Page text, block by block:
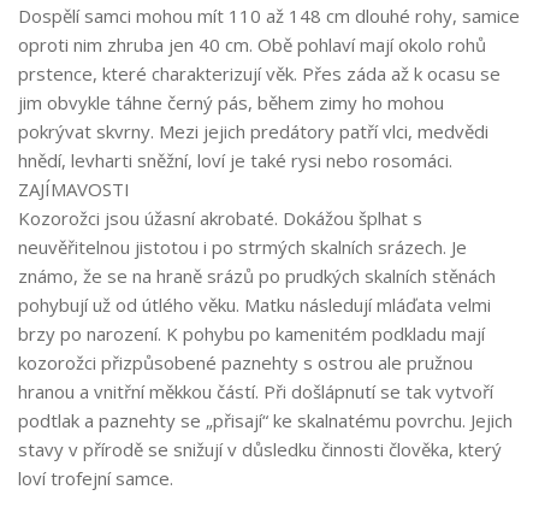
Dospělí samci mohou mít 110 až 148 cm dlouhé rohy, samice
oproti nim zhruba jen 40 cm. Obě pohlaví mají okolo rohů
prstence, které charakterizují věk. Přes záda až k ocasu se
jim obvykle táhne černý pás, během zimy ho mohou
pokrývat skvrny. Mezi jejich predátory patří vlci, medvědi
hnědí, levharti sněžní, loví je také rysi nebo rosomáci.
ZAJÍMAVOSTI
Kozorožci jsou úžasní akrobaté. Dokážou šplhat s
neuvěřitelnou jistotou i po strmých skalních srázech. Je
známo, že se na hraně srázů po prudkých skalních stěnách
pohybují už od útlého věku. Matku následují mláďata velmi
brzy po narození. K pohybu po kamenitém podkladu mají
kozorožci přizpůsobené paznehty s ostrou ale pružnou
hranou a vnitřní měkkou částí. Při došlápnutí se tak vytvoří
podtlak a paznehty se „přisají“ ke skalnatému povrchu. Jejich
stavy v přírodě se snižují v důsledku činnosti člověka, který
loví trofejní samce.